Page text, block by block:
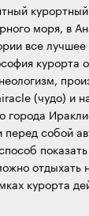
моря, в
все
курорта
(чудо) и
города
перед собой
отдыхать
курорта